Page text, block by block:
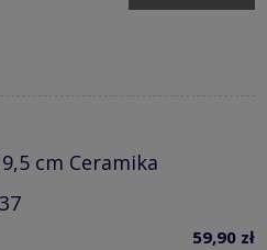
cm Ceramika
59,90 zł